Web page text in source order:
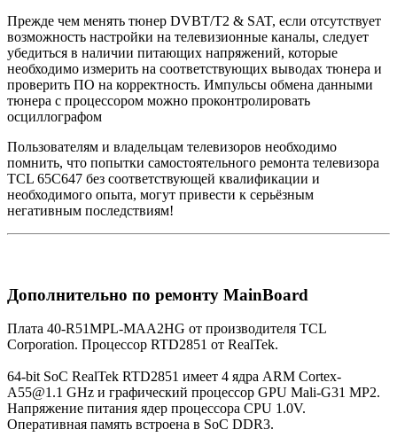
Прежде чем менять тюнер DVBT/T2 & SAT, если отсутствует
возможность настройки на телевизионные каналы, следует
убедиться в наличии питающих напряжений, которые
необходимо измерить на соответствующих выводах тюнера и
проверить ПО на корректность. Импульсы обмена данными
тюнера с процессором можно проконтролировать
осциллографом
Пользователям и владельцам телевизоров необходимо
помнить, что попытки самостоятельного ремонта телевизора
TCL 65C647 без соответствующей квалификации и
необходимого опыта, могут привести к серьёзным
негативным последствиям!
Дополнительно по ремонту MainBoard
Плата 40-R51MPL-MAA2HG от производителя TCL
Corporation. Процессор RTD2851 от RealTek.
64-bit SoC RealTek RTD2851 имеет 4 ядра ARM Cortex-
A55@1.1 GHz и графический процессор GPU Mali-G31 MP2.
Напряжение питания ядер процессора CPU 1.0V.
Оперативная память встроена в SoC DDR3.